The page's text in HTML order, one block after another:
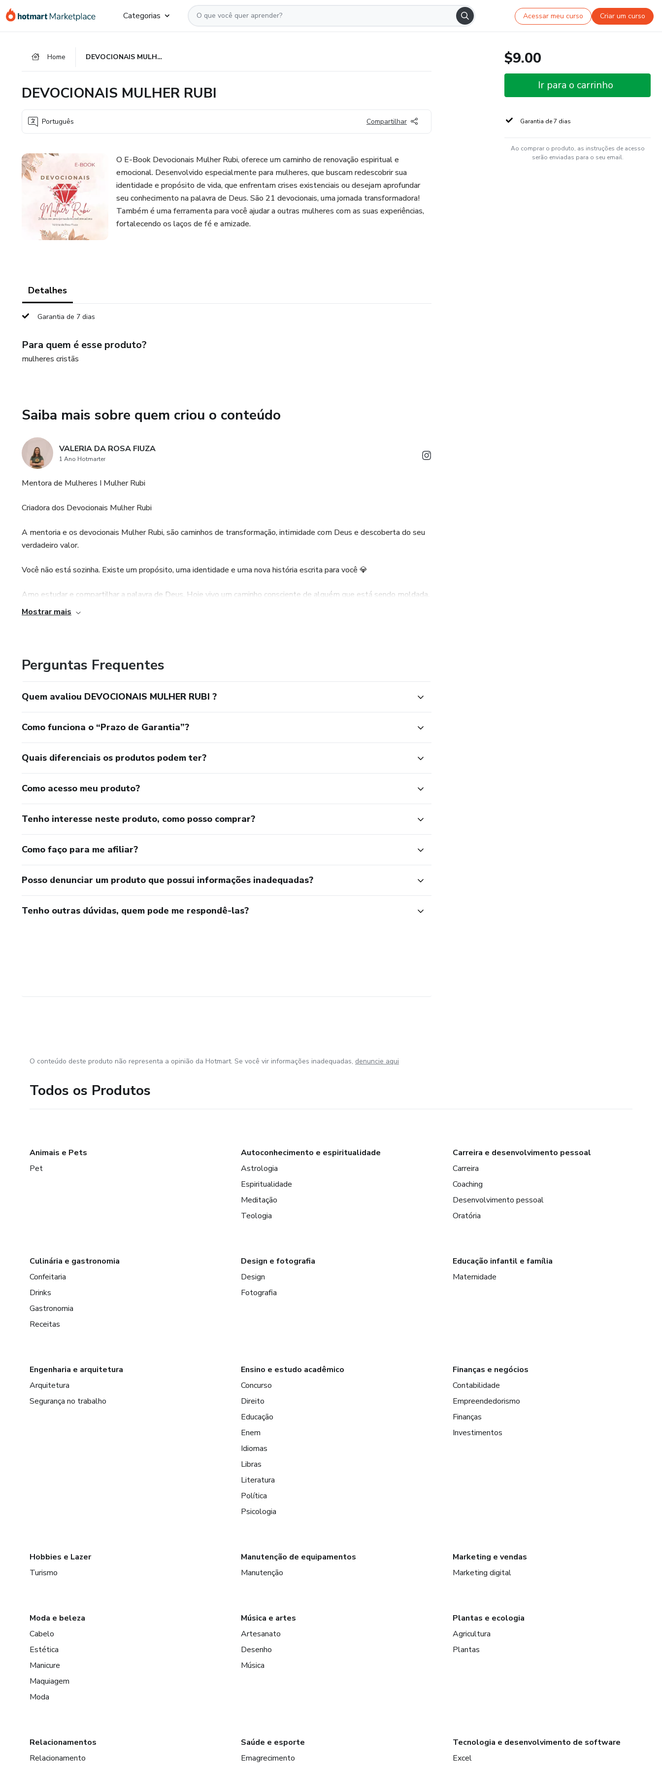
para
para
para
Categorias Acessar meu curso Criar um curso
Home DEVOCIONAIS MULHER RUBI
DEVOCIONAIS MULHER RUBI
Português Compartilhar
O E-Book Devocionais Mulher Rubi, oferece um caminho de renovação espiritual e
emocional. Desenvolvido especialmente para mulheres, que buscam redescobrir sua
identidade e propósito de vida, que enfrentam crises existenciais ou desejam aprofundar
seu conhecimento na palavra de Deus. São 21 devocionais, uma jornada transformadora!
Também é uma ferramenta para você ajudar a outras mulheres com as suas experiências,
fortalecendo os laços de fé e amizade.
Detalhes
Garantia de 7 dias
Para quem é esse produto?
mulheres cristãs
Saiba mais sobre quem criou o conteúdo
VALERIA DA ROSA FIUZA
1 Ano Hotmarter
Mentora de Mulheres I Mulher Rubi
Criadora dos Devocionais Mulher Rubi
A mentoria e os devocionais Mulher Rubi, são caminhos de transformação, intimidade com Deus e descoberta do seu
verdadeiro valor.
Você não está sozinha. Existe um propósito, uma identidade e uma nova história escrita para você 💎
Amo estudar e compartilhar a palavra de Deus. Hoje vivo um caminho consciente de alguém que está sendo moldada.
Creio que todas as mulheres têm um valor imensurável, escolhidas por Deus para viver uma vida plena. Missionária na
Mostrar mais
Perguntas Frequentes
Quem avaliou DEVOCIONAIS MULHER RUBI ?
Como funciona o “Prazo de Garantia”?
Quais diferenciais os produtos podem ter?
Como acesso meu produto?
Tenho interesse neste produto, como posso comprar?
Como faço para me afiliar?
Posso denunciar um produto que possui informações inadequadas?
Tenho outras dúvidas, quem pode me respondê-las?
$9.00
Ir para o carrinho
Garantia de 7 dias
Ao comprar o produto, as instruções de acesso
serão enviadas para o seu email.
O conteúdo deste produto não representa a opinião da Hotmart. Se você vir informações inadequadas, denuncie aqui
Todos os Produtos
Animais e Pets
Pet
Autoconhecimento e espiritualidade
Astrologia
Espiritualidade
Meditação
Teologia
Carreira e desenvolvimento pessoal
Carreira
Coaching
Desenvolvimento pessoal
Oratória
Culinária e gastronomia
Confeitaria
Drinks
Gastronomia
Receitas
Design e fotografia
Design
Fotografia
Educação infantil e família
Maternidade
Engenharia e arquitetura
Arquitetura
Segurança no trabalho
Ensino e estudo acadêmico
Concurso
Direito
Educação
Enem
Idiomas
Libras
Literatura
Política
Psicologia
Finanças e negócios
Contabilidade
Empreendedorismo
Finanças
Investimentos
Hobbies e Lazer
Turismo
Manutenção de equipamentos
Manutenção
Marketing e vendas
Marketing digital
Moda e beleza
Cabelo
Estética
Manicure
Maquiagem
Moda
Música e artes
Artesanato
Desenho
Música
Plantas e ecologia
Agricultura
Plantas
Relacionamentos
Relacionamento
Saúde e esporte
Emagrecimento
Tecnologia e desenvolvimento de software
Excel